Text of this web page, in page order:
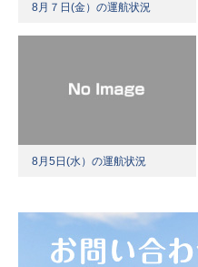
8月７日(金）の運航状況
8月5日(水）の運航状況